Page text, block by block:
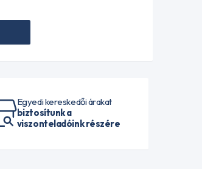
Egyedi kereskedői árakat
biztosítunk a
viszonteladóink részére